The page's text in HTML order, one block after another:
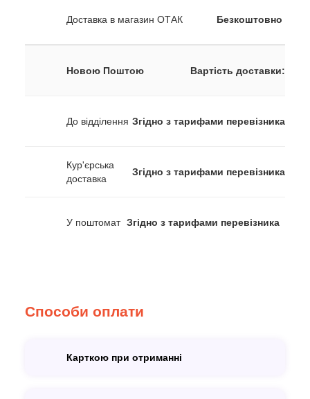
Доставка в магазин ОТАК Безкоштовно
Новою Поштою Вартість доставки:
До відділення Згідно з тарифами перевізника
Кур'єрська
доставка
Згідно з тарифами перевізника
У поштомат Згідно з тарифами перевізника
Способи оплати
Карткою при отриманні